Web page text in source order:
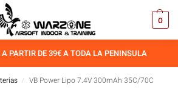
0
PARTIR DE 39€ A TODA LA PENINSULA
/ VB Power Lipo 7.4V 300mAh 35C/70C